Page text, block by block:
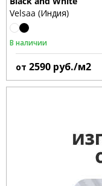
Velsaa (Индия)
В наличии
от 2590 руб./м2